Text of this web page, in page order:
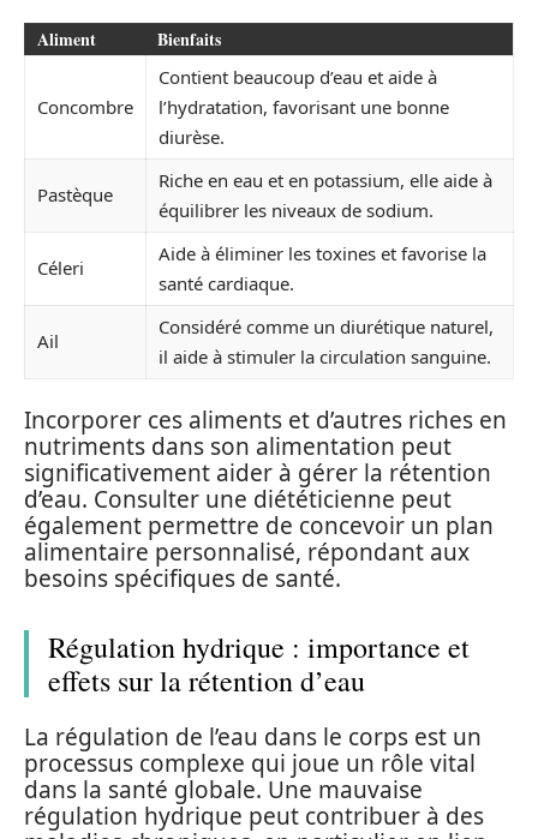
Aliment Bienfaits
Concombre
Contient beaucoup d’eau et aide à
l’hydratation, favorisant une bonne
diurèse.
Pastèque
Riche en eau et en potassium, elle aide à
équilibrer les niveaux de sodium.
Céleri
Aide à éliminer les toxines et favorise la
santé cardiaque.
Ail
Considéré comme un diurétique naturel,
il aide à stimuler la circulation sanguine.
Incorporer ces aliments et d’autres riches en
nutriments dans son alimentation peut
significativement aider à gérer la rétention
d’eau. Consulter une diététicienne peut
également permettre de concevoir un plan
alimentaire personnalisé, répondant aux
besoins spécifiques de santé.
Régulation hydrique : importance et
effets sur la rétention d’eau
La régulation de l’eau dans le corps est un
processus complexe qui joue un rôle vital
dans la santé globale. Une mauvaise
régulation hydrique peut contribuer à des